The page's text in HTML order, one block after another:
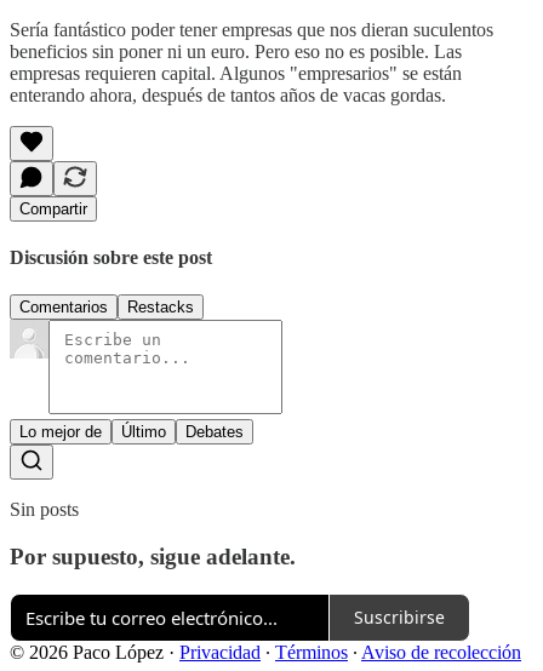
Sería fantástico poder tener empresas que nos dieran suculentos
beneficios sin poner ni un euro. Pero eso no es posible. Las
empresas requieren capital. Algunos "empresarios" se están
enterando ahora, después de tantos años de vacas gordas.
Compartir
Discusión sobre este post
Comentarios Restacks
Lo mejor de Último Debates
Sin posts
Por supuesto, sigue adelante.
Suscribirse
© 2026 Paco López · Privacidad ∙ Términos ∙ Aviso de recolección